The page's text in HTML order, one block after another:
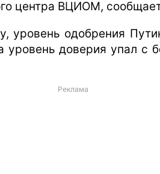
центра ВЦИОМ,
уровень одобрения
уровень доверия упал с
Реклама